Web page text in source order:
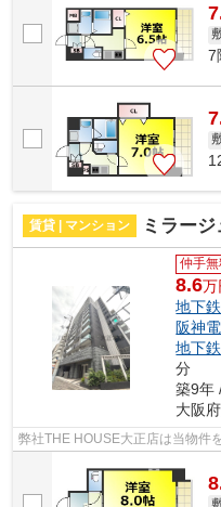
7
賃貸 | マンション ミラージュ
仲手
8.6万
地下
阪神
地下
分
築9年
大阪府
弊社THE HOUSE大正店は当物件